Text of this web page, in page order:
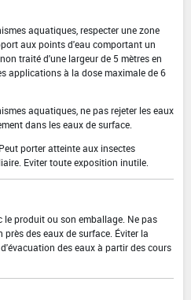
aquatiques, respecter une zone
aux points d'eau comportant un
traité d'une largeur de 5 mètres en
applications à la dose maximale de 6
aquatiques, ne pas rejeter les eaux
dans les eaux de surface.
porter atteinte aux insectes
Eviter toute exposition inutile.
le produit ou son emballage. Ne pas
des eaux de surface. Éviter la
des eaux à partir des cours